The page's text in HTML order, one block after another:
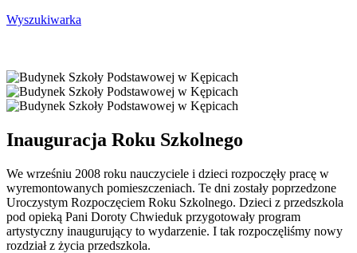
Wyszukiwarka
Inauguracja Roku Szkolnego
We wrześniu 2008 roku nauczyciele i dzieci rozpoczęły pracę w
wyremontowanych pomieszczeniach. Te dni zostały poprzedzone
Uroczystym Rozpoczęciem Roku Szkolnego. Dzieci z przedszkola
pod opieką Pani Doroty Chwieduk przygotowały program
artystyczny inaugurujący to wydarzenie. I tak rozpoczęliśmy nowy
rozdział z życia przedszkola.